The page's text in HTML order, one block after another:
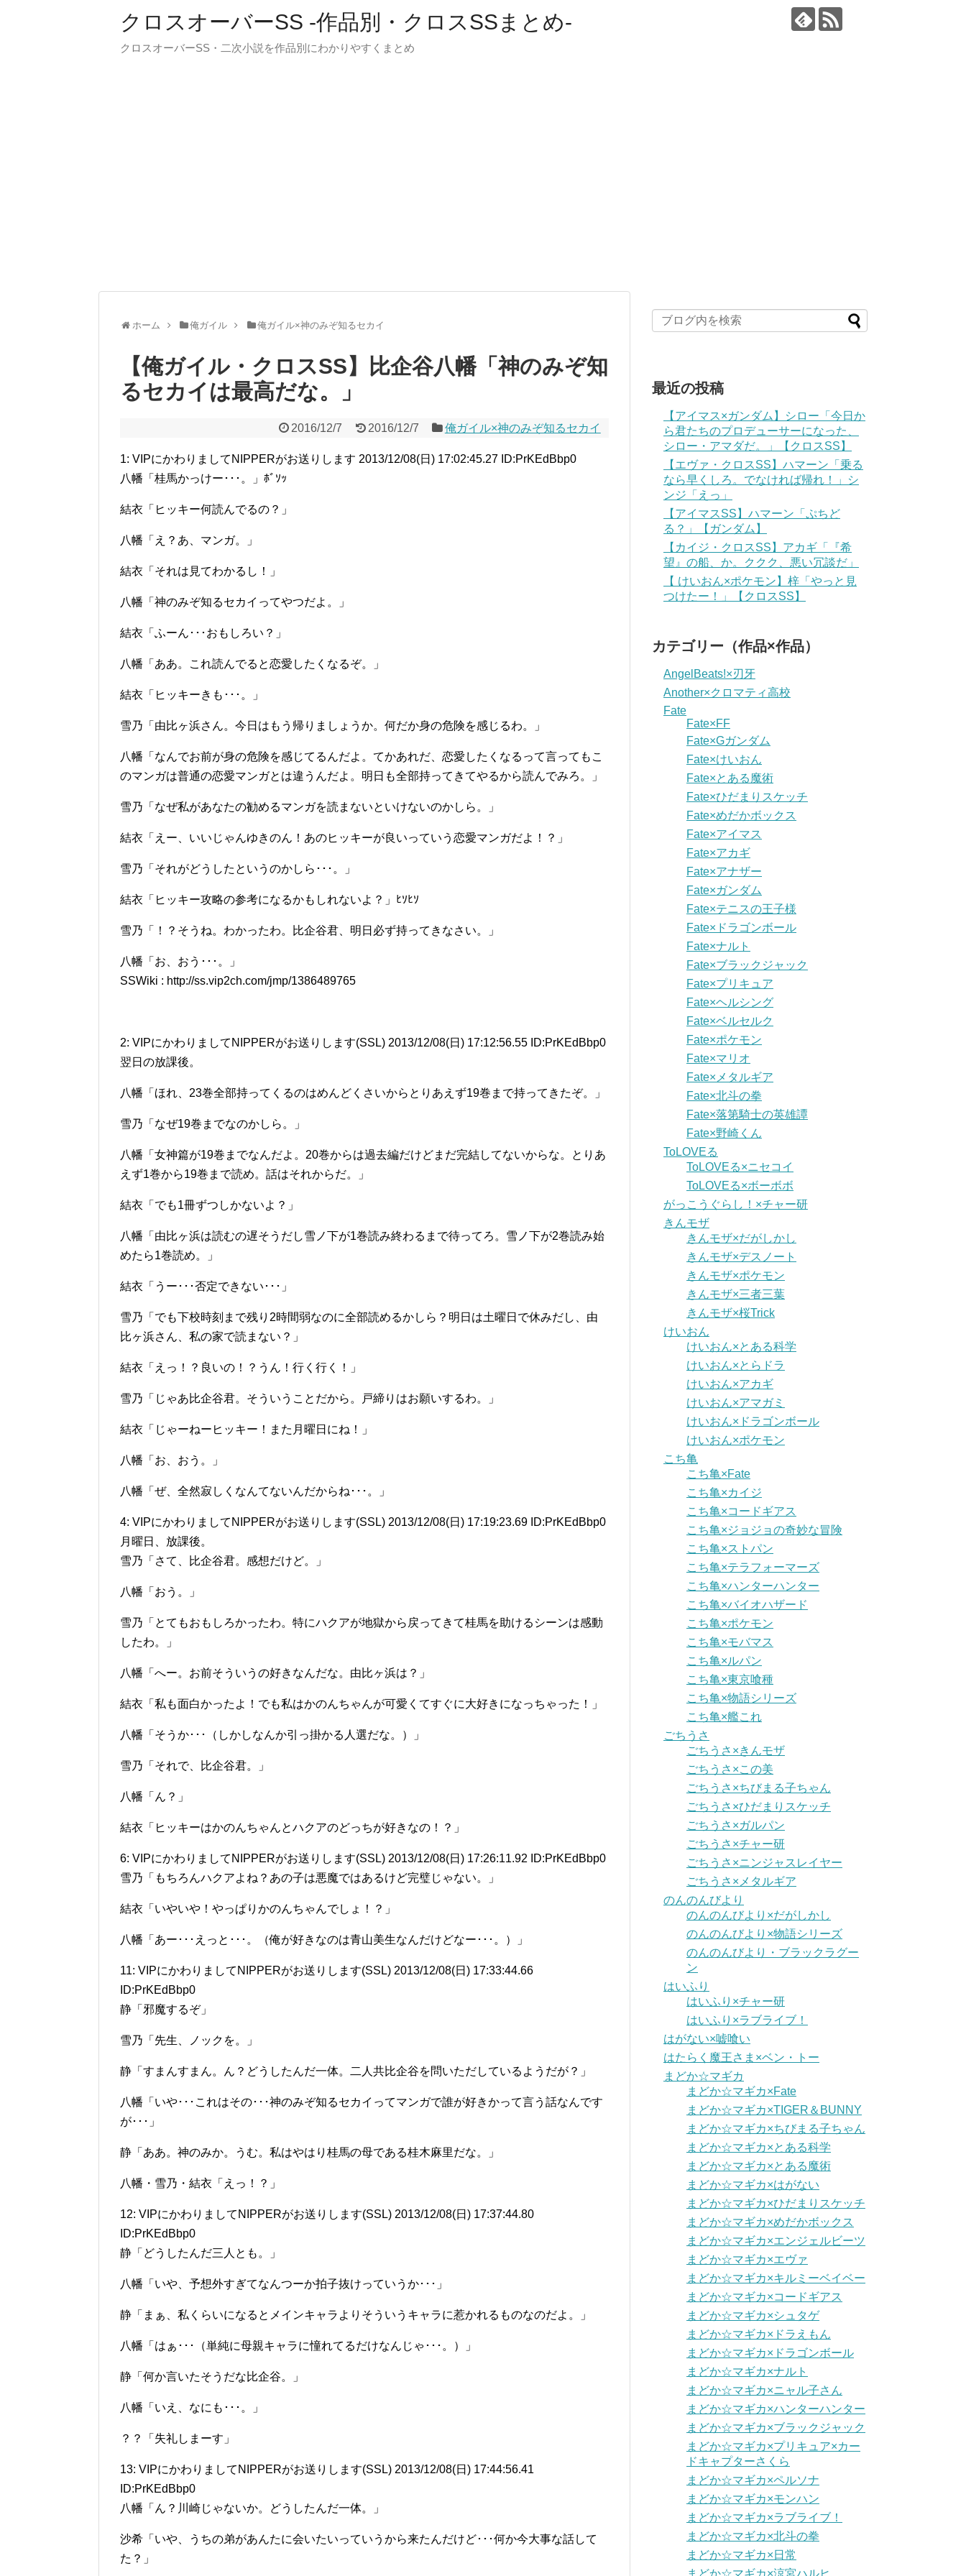
クロスオーバーSS -作品別・クロスSSまとめ-
クロスオーバーSS・二次小説を作品別にわかりやすくまとめ
ホーム 俺ガイル 俺ガイル×神のみぞ知るセカイ
【俺ガイル・クロスSS】比企谷八幡「神のみぞ知
るセカイは最高だな。」
2016/12/7 2016/12/7 俺ガイル×神のみぞ知るセカイ
1: VIPにかわりましてNIPPERがお送りします 2013/12/08(日) 17:02:45.27 ID:PrKEdBbp0
八幡「桂馬かっけー･･･。」ﾎﾞｿｯ
結衣「ヒッキー何読んでるの？」
八幡「え？あ、マンガ。」
結衣「それは見てわかるし！」
八幡「神のみぞ知るセカイってやつだよ。」
結衣「ふーん･･･おもしろい？」
八幡「ああ。これ読んでると恋愛したくなるぞ。」
結衣「ヒッキーきも･･･。」
雪乃「由比ヶ浜さん。今日はもう帰りましょうか。何だか身の危険を感じるわ。」
八幡「なんでお前が身の危険を感じてるんだよ。てかあれだ、恋愛したくなるって言ってもこ
のマンガは普通の恋愛マンガとは違うんだよ。明日も全部持ってきてやるから読んでみろ。」
雪乃「なぜ私があなたの勧めるマンガを読まないといけないのかしら。」
結衣「えー、いいじゃんゆきのん！あのヒッキーが良いっていう恋愛マンガだよ！？」
雪乃「それがどうしたというのかしら･･･。」
結衣「ヒッキー攻略の参考になるかもしれないよ？」ﾋｿﾋｿ
雪乃「！？そうね。わかったわ。比企谷君、明日必ず持ってきなさい。」
八幡「お、おう･･･。」
SSWiki : http://ss.vip2ch.com/jmp/1386489765
2: VIPにかわりましてNIPPERがお送りします(SSL) 2013/12/08(日) 17:12:56.55 ID:PrKEdBbp0
翌日の放課後。
八幡「ほれ、23巻全部持ってくるのはめんどくさいからとりあえず19巻まで持ってきたぞ。」
雪乃「なぜ19巻までなのかしら。」
八幡「女神篇が19巻までなんだよ。20巻からは過去編だけどまだ完結してないからな。とりあ
えず1巻から19巻まで読め。話はそれからだ。」
結衣「でも1冊ずつしかないよ？」
八幡「由比ヶ浜は読むの遅そうだし雪ノ下が1巻読み終わるまで待ってろ。雪ノ下が2巻読み始
めたら1巻読め。」
結衣「うー･･･否定できない･･･」
雪乃「でも下校時刻まで残り2時間弱なのに全部読めるかしら？明日は土曜日で休みだし、由
比ヶ浜さん、私の家で読まない？」
結衣「えっ！？良いの！？うん！行く行く！」
雪乃「じゃあ比企谷君。そういうことだから。戸締りはお願いするわ。」
結衣「じゃーねーヒッキー！また月曜日にね！」
八幡「お、おう。」
八幡「ぜ、全然寂しくなんてないんだからね･･･。」
4: VIPにかわりましてNIPPERがお送りします(SSL) 2013/12/08(日) 17:19:23.69 ID:PrKEdBbp0
月曜日、放課後。
雪乃「さて、比企谷君。感想だけど。」
八幡「おう。」
雪乃「とてもおもしろかったわ。特にハクアが地獄から戻ってきて桂馬を助けるシーンは感動
したわ。」
八幡「へー。お前そういうの好きなんだな。由比ヶ浜は？」
結衣「私も面白かったよ！でも私はかのんちゃんが可愛くてすぐに大好きになっちゃった！」
八幡「そうか･･･（しかしなんか引っ掛かる人選だな。）」
雪乃「それで、比企谷君。」
八幡「ん？」
結衣「ヒッキーはかのんちゃんとハクアのどっちが好きなの！？」
6: VIPにかわりましてNIPPERがお送りします(SSL) 2013/12/08(日) 17:26:11.92 ID:PrKEdBbp0
雪乃「もちろんハクアよね？あの子は悪魔ではあるけど完璧じゃない。」
結衣「いやいや！やっぱりかのんちゃんでしょ！？」
八幡「あー･･･えっと･･･。（俺が好きなのは青山美生なんだけどなー･･･。）」
11: VIPにかわりましてNIPPERがお送りします(SSL) 2013/12/08(日) 17:33:44.66
ID:PrKEdBbp0
静「邪魔するぞ」
雪乃「先生、ノックを。」
静「すまんすまん。ん？どうしたんだ一体。二人共比企谷を問いただしているようだが？」
八幡「いや･･･これはその･･･神のみぞ知るセカイってマンガで誰が好きかって言う話なんです
が･･･」
静「ああ。神のみか。うむ。私はやはり桂馬の母である桂木麻里だな。」
八幡・雪乃・結衣「えっ！？」
12: VIPにかわりましてNIPPERがお送りします(SSL) 2013/12/08(日) 17:37:44.80
ID:PrKEdBbp0
静「どうしたんだ三人とも。」
八幡「いや、予想外すぎてなんつーか拍子抜けっていうか･･･」
静「まぁ、私くらいになるとメインキャラよりそういうキャラに惹かれるものなのだよ。」
八幡「はぁ･･･（単純に母親キャラに憧れてるだけなんじゃ･･･。）」
静「何か言いたそうだな比企谷。」
八幡「いえ、なにも･･･。」
？？「失礼しまーす」
13: VIPにかわりましてNIPPERがお送りします(SSL) 2013/12/08(日) 17:44:56.41
ID:PrKEdBbp0
八幡「ん？川崎じゃないか。どうしたんだ一体。」
沙希「いや、うちの弟があんたに会いたいっていうから来たんだけど･･･何か今大事な話して
た？」
最近の投稿
【アイマス×ガンダム】シロー「今日か
ら君たちのプロデューサーになった、
シロー・アマダだ。」【クロスSS】
【エヴァ・クロスSS】ハマーン「乗る
なら早くしろ。でなければ帰れ！」シ
ンジ「えっ」
【アイマスSS】ハマーン「ぷちど
る？」【ガンダム】
【カイジ・クロスSS】アカギ「『希
望』の船、か。ククク、悪い冗談だ」
【 けいおん×ポケモン】梓「やっと見
つけたー！」【クロスSS】
カテゴリー（作品×作品）
AngelBeats!×刃牙
Another×クロマティ高校
Fate
Fate×FF
Fate×Gガンダム
Fate×けいおん
Fate×とある魔術
Fate×ひだまりスケッチ
Fate×めだかボックス
Fate×アイマス
Fate×アカギ
Fate×アナザー
Fate×ガンダム
Fate×テニスの王子様
Fate×ドラゴンボール
Fate×ナルト
Fate×ブラックジャック
Fate×プリキュア
Fate×ヘルシング
Fate×ベルセルク
Fate×ポケモン
Fate×マリオ
Fate×メタルギア
Fate×北斗の拳
Fate×落第騎士の英雄譚
Fate×野崎くん
ToLOVEる
ToLOVEる×ニセコイ
ToLOVEる×ボーボボ
がっこうぐらし！×チャー研
きんモザ
きんモザ×だがしかし
きんモザ×デスノート
きんモザ×ポケモン
きんモザ×三者三葉
きんモザ×桜Trick
けいおん
けいおん×とある科学
けいおん×とらドラ
けいおん×アカギ
けいおん×アマガミ
けいおん×ドラゴンボール
けいおん×ポケモン
こち亀
こち亀×Fate
こち亀×カイジ
こち亀×コードギアス
こち亀×ジョジョの奇妙な冒険
こち亀×ストパン
こち亀×テラフォーマーズ
こち亀×ハンターハンター
こち亀×バイオハザード
こち亀×ポケモン
こち亀×モバマス
こち亀×ルパン
こち亀×東京喰種
こち亀×物語シリーズ
こち亀×艦これ
ごちうさ
ごちうさ×きんモザ
ごちうさ×この美
ごちうさ×ちびまる子ちゃん
ごちうさ×ひだまりスケッチ
ごちうさ×ガルパン
ごちうさ×チャー研
ごちうさ×ニンジャスレイヤー
ごちうさ×メタルギア
のんのんびより
のんのんびより×だがしかし
のんのんびより×物語シリーズ
のんのんびより・ブラックラグー
ン
はいふり
はいふり×チャー研
はいふり×ラブライブ！
はがない×嘘喰い
はたらく魔王さま×ベン・トー
まどか☆マギカ
まどか☆マギカ×Fate
まどか☆マギカ×TIGER＆BUNNY
まどか☆マギカ×ちびまる子ちゃん
まどか☆マギカ×とある科学
まどか☆マギカ×とある魔術
まどか☆マギカ×はがない
まどか☆マギカ×ひだまりスケッチ
まどか☆マギカ×めだかボックス
まどか☆マギカ×エンジェルビーツ
まどか☆マギカ×エヴァ
まどか☆マギカ×キルミーベイベー
まどか☆マギカ×コードギアス
まどか☆マギカ×シュタゲ
まどか☆マギカ×ドラえもん
まどか☆マギカ×ドラゴンボール
まどか☆マギカ×ナルト
まどか☆マギカ×ニャル子さん
まどか☆マギカ×ハンターハンター
まどか☆マギカ×ブラックジャック
まどか☆マギカ×プリキュア×カー
ドキャプターさくら
まどか☆マギカ×ペルソナ
まどか☆マギカ×モンハン
まどか☆マギカ×ラブライブ！
まどか☆マギカ×北斗の拳
まどか☆マギカ×日常
まどか☆マギカ×涼宮ハルヒ